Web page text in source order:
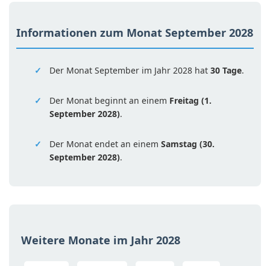
Informationen zum Monat September 2028
Der Monat September im Jahr 2028 hat 30 Tage.
Der Monat beginnt an einem Freitag (1.
September 2028).
Der Monat endet an einem Samstag (30.
September 2028).
Weitere Monate im Jahr 2028